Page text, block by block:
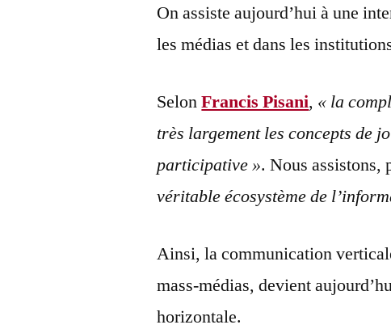
On assiste aujourd’hui à une
les médias et dans les
SelonFrancis Pisani, « la
très largement les concepts de
participative ». Nous assistons,
véritable écosystème de
Ainsi, la communication
mass-médias, devient
horizontale.